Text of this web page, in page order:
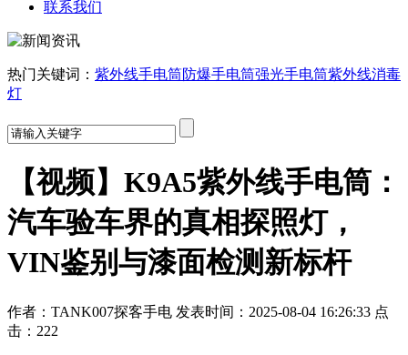
联系我们
热门关键词： 紫外线手电筒防爆手电筒强光手电筒紫外线消毒
灯
【视频】K9A5紫外线手电筒：
汽车验车界的真相探照灯，
VIN鉴别与漆面检测新标杆
作者：TANK007探客手电 发表时间：2025-08-04 16:26:33 点
击：222